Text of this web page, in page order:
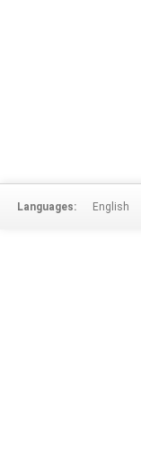
Languages: English